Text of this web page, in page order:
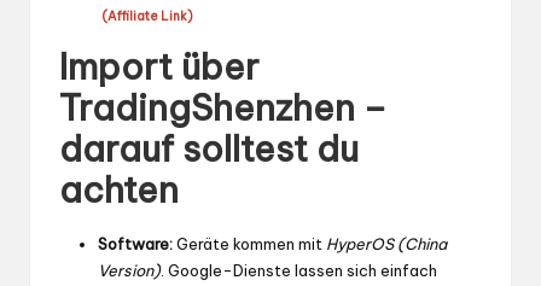
(Affiliate Link)
Import über
TradingShenzhen –
darauf solltest du
achten
Software:Geräte kommen mit HyperOS (China
Version). Google-Dienste lassen sich einfach